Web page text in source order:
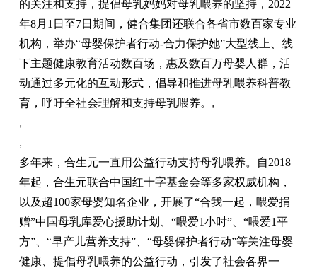
的关注和支持，提倡母乳妈妈对母乳喂养的坚持，2022
年8月1日至7日期间，健合集团还联合各省市数百家专业
机构，举办“母婴保护者行动-合力保护她”大型线上、线
下主题健康教育活动数百场，惠及数百万母婴人群，活
动通过多元化的互动形式，倡导和推进母乳喂养科普教
育，呼吁全社会理解和支持母乳喂养。 ,
,
,
多年来，合生元一直用公益行动支持母乳喂养。自2018
年起，合生元联合中国红十字基金会等多家权威机构，
以及超100家母婴知名企业，开展了“合我一起，喂爱捐
赠”中国母乳库爱心援助计划、“喂爱1小时”、“喂爱1平
方”、“早产儿营养支持”、“母婴保护者行动”等关注母婴
健康、提倡母乳喂养的公益行动，引发了社会各界一